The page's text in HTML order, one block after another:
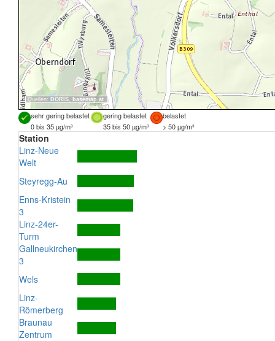
Quellen: DORIS, basemap.at
sehr gering belastet gering belastet
belastet
0 bis 35 µg/m³
35 bis 50 µg/m³ > 50 µg/m³
Station
Linz-Neue
Welt
Steyregg-Au
Enns-Kristein
3
Linz-24er-
Turm
Gallneukirchen
3
Wels
Linz-
Römerberg
Braunau
Zentrum